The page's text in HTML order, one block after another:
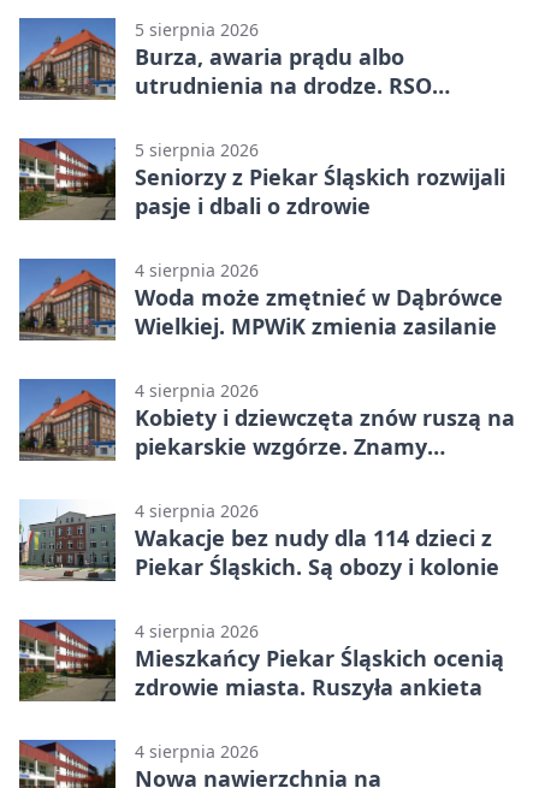
5 sierpnia 2026
Burza, awaria prądu albo
utrudnienia na drodze. RSO
5 sierpnia 2026
Seniorzy z Piekar Śląskich rozwijali
pasje i dbali o zdrowie
4 sierpnia 2026
Woda może zmętnieć w Dąbrówce
Wielkiej. MPWiK zmienia zasilanie
4 sierpnia 2026
Kobiety i dziewczęta znów ruszą na
piekarskie wzgórze. Znamy
4 sierpnia 2026
Wakacje bez nudy dla 114 dzieci z
Piekar Śląskich. Są obozy i kolonie
4 sierpnia 2026
Mieszkańcy Piekar Śląskich ocenią
zdrowie miasta. Ruszyła ankieta
4 sierpnia 2026
Nowa nawierzchnia na